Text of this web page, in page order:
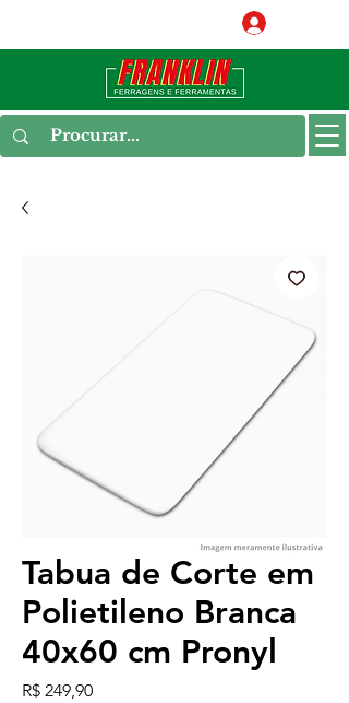
Tabua de Corte em
Polietileno Branca
40x60 cm Pronyl
R$ 249,90Preço